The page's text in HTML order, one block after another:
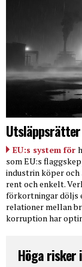
EU:s system för
som EU:s
industrin köper
rent och enkelt.
förkortningar döljs
relationer mellan
korruption har
Höga risker